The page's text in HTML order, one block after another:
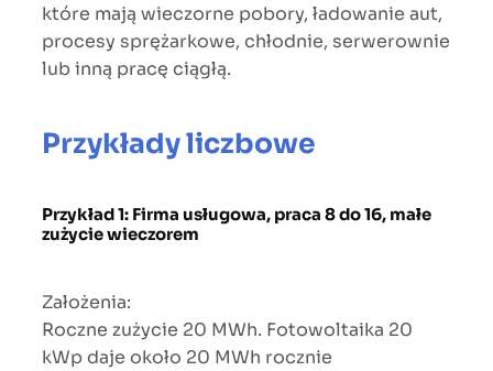
które mają wieczorne pobory, ładowanie aut,
procesy sprężarkowe, chłodnie, serwerownie
lub inną pracę ciągłą.
Przykłady liczbowe
Przykład 1: Firma usługowa, praca 8 do 16, małe
zużycie wieczorem
Założenia:
Roczne zużycie 20 MWh. Fotowoltaika 20
kWp daje około 20 MWh rocznie